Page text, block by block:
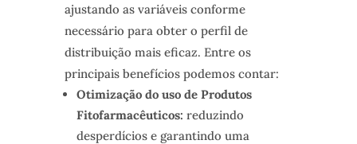
ajustando as variáveis conforme
necessário para obter o perfil de
distribuição mais eficaz. Entre os
principais benefícios podemos contar:
Otimização do uso de Produtos
Fitofarmacêuticos: reduzindo
desperdícios e garantindo uma